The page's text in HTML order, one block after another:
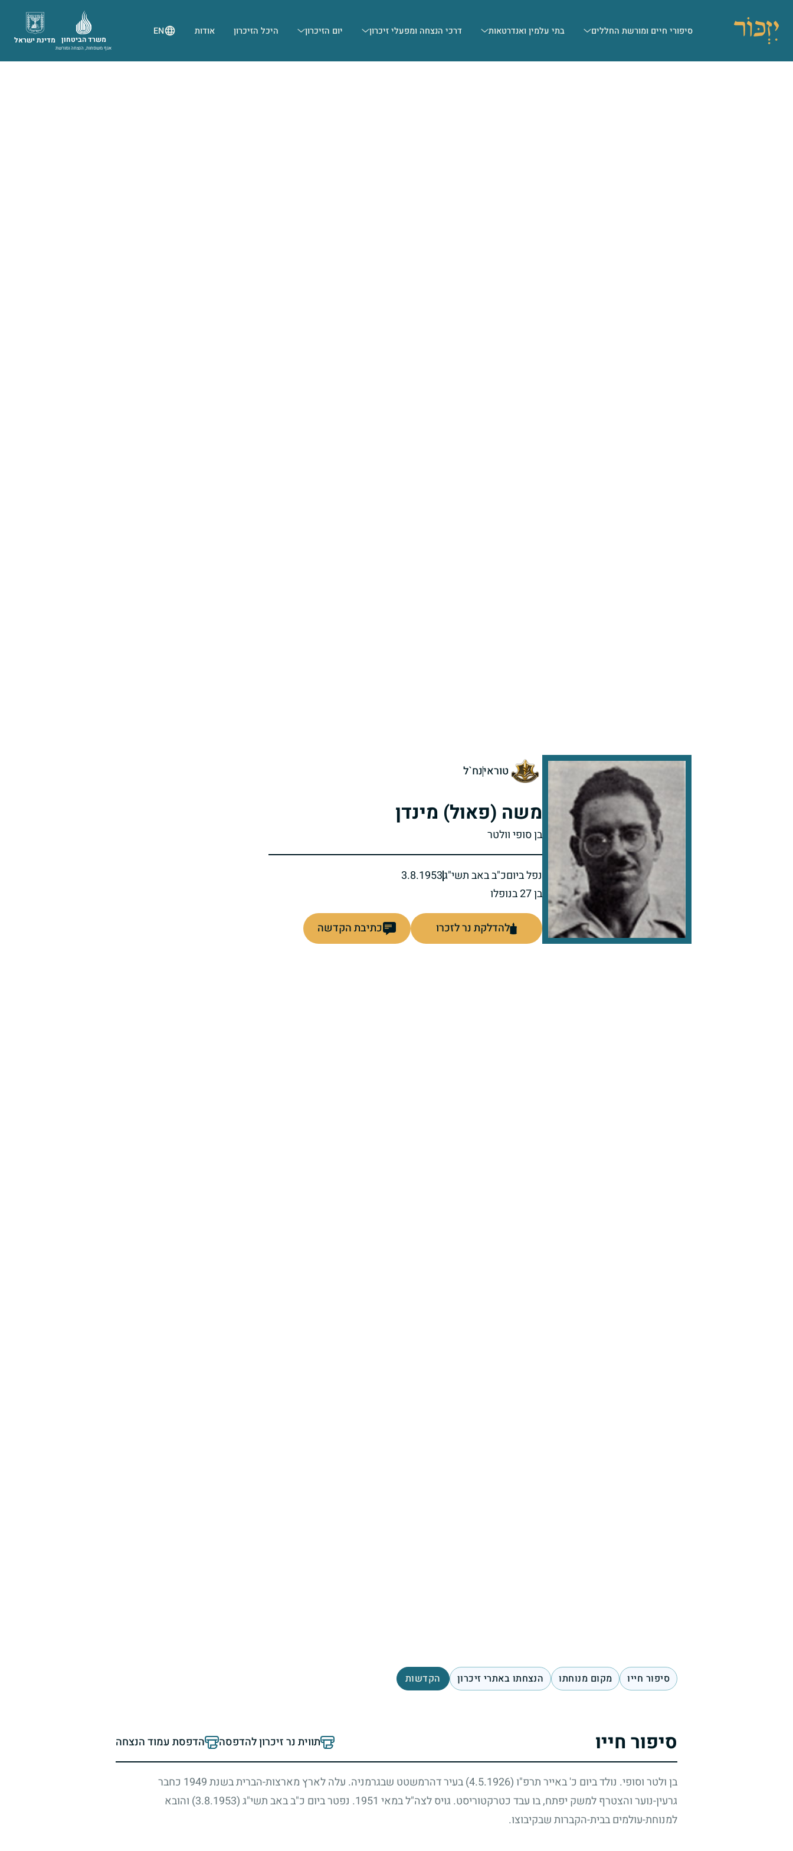
סיפורי חיים ומורשת החללים בתי עלמין ואנדרטאות דרכי הנצחה ומפעלי זיכרון יום הזיכרון היכל הזיכרון אודות EN
מדינת ישראל משרד הביטחון
אגף משפחות, הנצחה ומורשת
טוראינח`ל
משה (פאול) מינדן
בן סופי וולטר
נפל ביוםכ"ב באב תשי"ג3.8.1953
בן 27 בנופלו
להדלקת נר לזכרו כתיבת הקדשה
סיפור חייו מקום מנוחתו הנצחתו באתרי זיכרון הקדשות
סיפור חייו תווית נר זיכרון להדפסה הדפסת עמוד הנצחה
בן ולטר וסופי. נולד ביום כ' באייר תרפ"ו (4.5.1926) בעיר דהרמשטט שבגרמניה. עלה לארץ מארצות-הברית בשנת1949 כחבר
גרעין-נוער והצטרף למשק יפתח, בו עבד כטרקטוריסט. גויס לצה"ל במאי 1951. נפטר ביום כ"ב באב תשי"ג(3.8.1953)
והובא
למנוחת-עולמים בבית-הקברות שבקיבוצו.